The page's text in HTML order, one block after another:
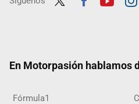
En Motorpasión hablamos
Fórmula1